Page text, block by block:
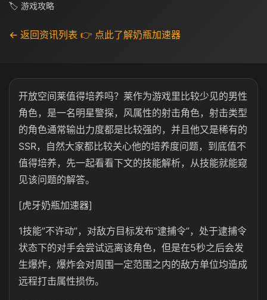
🏷 游戏攻略
← 返回资讯列表 👉 点此了解奶瓶加速器
开放空间莱值得培养吗？莱作为游戏里比较少见的男性
角色，是一名明星警探，风属性的射击角色，射击类型
的角色通常输出力度都是比较强的，并且他又是稀有的
SSR，自然大家都比较关心他的培养度问题，到底值不
值得培养，先一起看看下文的技能解析，从技能就能窥
见该问题的解答。
[虎牙奶瓶加速器]
1技能”不许动”，对敌方目标发布“逮捕令”，处于逮捕令
状态下的对手会尝试远离该角色，但是在5秒之后会发
生爆炸，爆炸会对周围一定范围之内的敌方单位均造成
远程打击属性损伤。